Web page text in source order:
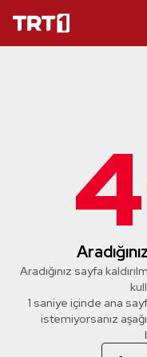
Aradığınız sayfa
1 saniye içinde ana
istemiyorsanız